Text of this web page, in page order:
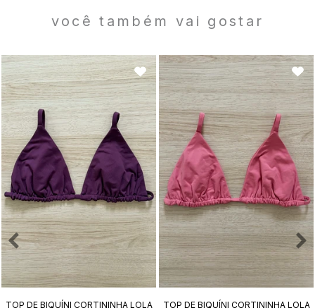
você também vai gostar
TOP DE BIQUÍNI CORTININHA LOLA
TOP DE BIQUÍNI CORTININHA LOLA